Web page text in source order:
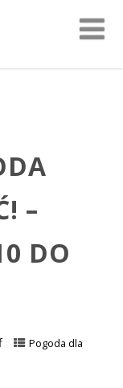
–
DO
Pogoda dla